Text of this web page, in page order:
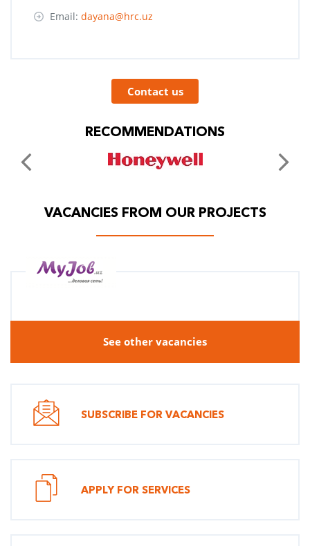
Email: dayana@hrc.uz
Contact us
RECOMMENDATIONS
VACANCIES FROM OUR PROJECTS
See other vacancies
SUBSCRIBE FOR VACANCIES
APPLY FOR SERVICES